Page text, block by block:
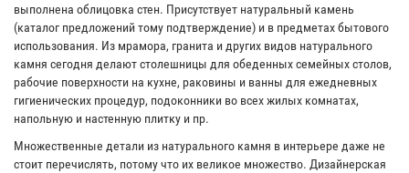
выполнена облицовка стен. Присутствует натуральный камень
(каталог предложений тому подтверждение) и в предметах бытового
использования. Из мрамора, гранита и других видов натурального
камня сегодня делают столешницы для обеденных семейных столов,
рабочие поверхности на кухне, раковины и ванны для ежедневных
гигиенических процедур, подоконники во всех жилых комнатах,
напольную и настенную плитку и пр.
Множественные детали из натурального камня в интерьере даже не
стоит перечислять, потому что их великое множество. Дизайнерская